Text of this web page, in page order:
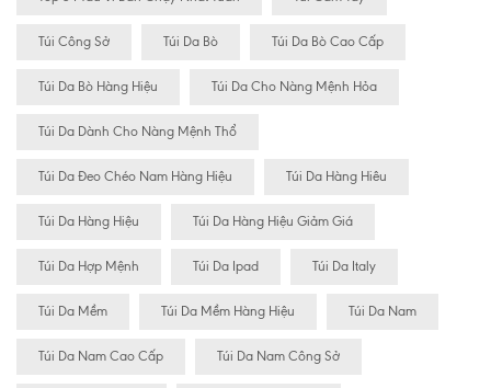
Túi Công Sở Túi Da Bò Túi Da Bò Cao Cấp
Túi Da Bò Hàng Hiệu Túi Da Cho Nàng Mệnh Hỏa
Túi Da Dành Cho Nàng Mệnh Thổ
Túi Da Đeo Chéo Nam Hàng Hiệu Túi Da Hàng Hiêu
Túi Da Hàng Hiệu Túi Da Hàng Hiệu Giảm Giá
Túi Da Hợp Mệnh Túi Da Ipad Túi Da Italy
Túi Da Mềm Túi Da Mềm Hàng Hiệu Túi Da Nam
Túi Da Nam Cao Cấp Túi Da Nam Công Sở